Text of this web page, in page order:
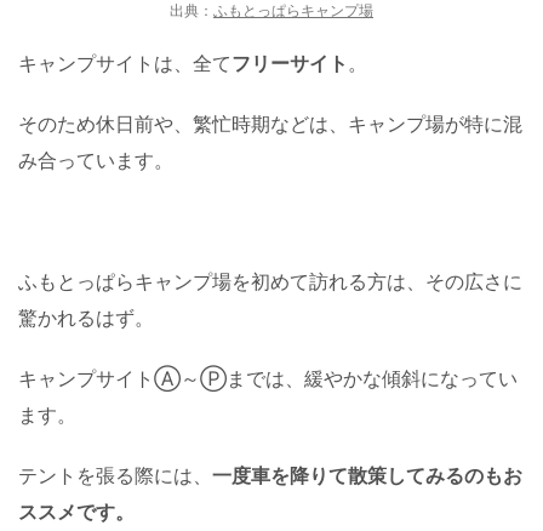
出典： ふもとっぱらキャンプ場
キャンプサイトは、全てフリーサイト 。
そのため休日前や、繁忙時期などは、キャンプ場が特に混
み合っています。
ふもとっぱらキャンプ場を初めて訪れる方は、その広さに
驚かれるはず。
キャンプサイトⒶ～Ⓟまでは、緩やかな傾斜になってい
ます。
テントを張る際には、 一度車を降りて散策してみるのもお
ススメです。